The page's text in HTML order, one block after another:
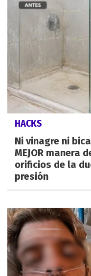
HACKS
Ni vinagre ni
MEJOR manera
orificios de la
presión